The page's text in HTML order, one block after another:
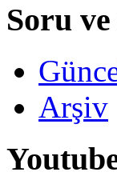
Soru
Arşiv